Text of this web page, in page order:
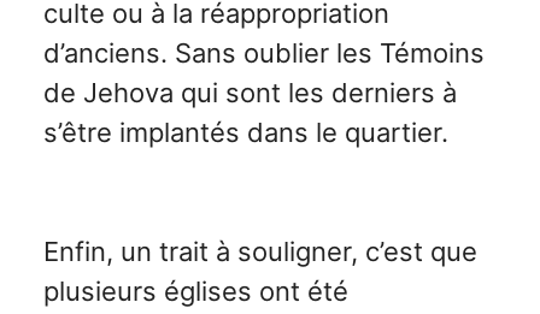
culte ou à la réappropriation
d’anciens. Sans oublier les Témoins
de Jehova qui sont les derniers à
s’être implantés dans le quartier.
Enfin, un trait à souligner, c’est que
plusieurs églises ont été